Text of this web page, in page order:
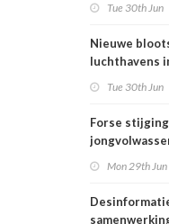
Tue 30th Jun
Nieuwe
luchthavens
Tue 30th Jun
Forse
Mon 29th Jun